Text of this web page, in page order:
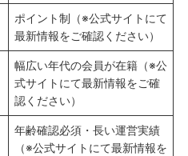
ポイント制（※公式サイトにて
最新情報をご確認ください）
幅広い年代の会員が在籍（※公
式サイトにて最新情報をご確
認ください）
年齢確認必須・長い運営実績
（※公式サイトにて最新情報を